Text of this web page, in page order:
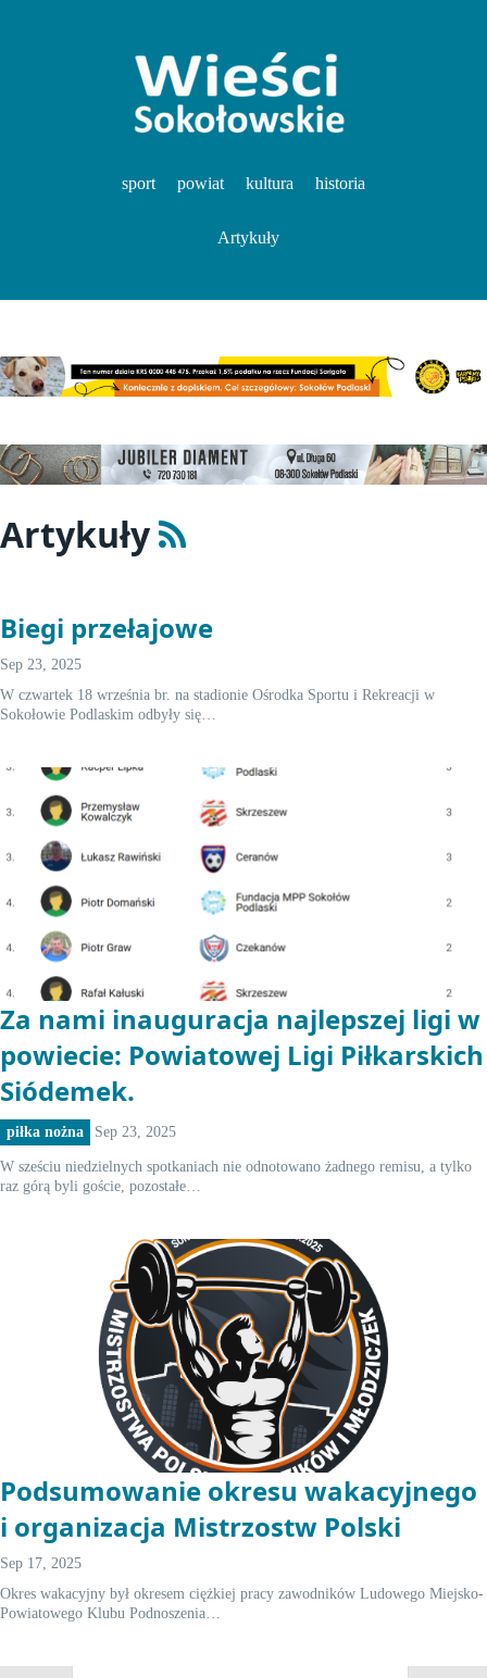
sport powiat kultura historia
Artykuły
Artykuły
Biegi przełajowe
Sep 23, 2025
W czwartek 18 września br. na stadionie Ośrodka Sportu i Rekreacji w
Sokołowie Podlaskim odbyły się…
Za nami inauguracja najlepszej ligi w
powiecie: Powiatowej Ligi Piłkarskich
Siódemek.
piłka nożna Sep 23, 2025
W sześciu niedzielnych spotkaniach nie odnotowano żadnego remisu, a tylko
raz górą byli goście, pozostałe…
Podsumowanie okresu wakacyjnego
i organizacja Mistrzostw Polski
Sep 17, 2025
Okres wakacyjny był okresem ciężkiej pracy zawodników Ludowego Miejsko-
Powiatowego Klubu Podnoszenia…